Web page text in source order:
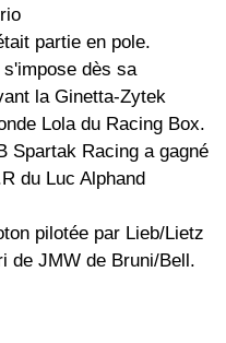
partie en pole.
dès sa
la Ginetta-Zytek
Lola du Racing Box.
Spartak Racing a gagné
du Luc Alphand
pilotée par Lieb/Lietz
de JMW de Bruni/Bell.